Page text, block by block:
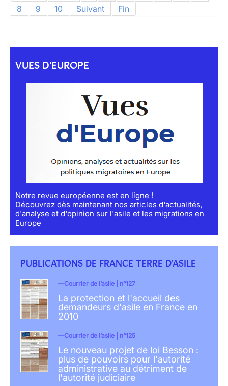
8
9 10 Suivant Fin
VUES D'EUROPE
Notre revue européenne est en ligne !
Découvrez dès maintenant nos articles d'actualités,
d'analyse et d'opinion sur l'asile et les migrations en
Europe
PUBLICATIONS DE FRANCE TERRE D'ASILE
Courrier de l’asile | n°127
La protection et l'accueil des
demandeurs d'asile en France en
2010
Courrier de l’asile | n°125
Le nouveau projet de loi Besson :
plus de pouvoirs pour l'autorité
administrative au détriment de
l'autorité judiciaire